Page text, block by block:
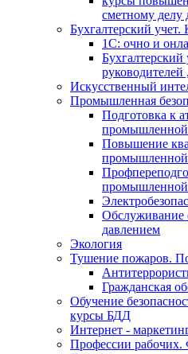
сметному делу
Бухгалтерский
1С: очно и
Искусственный
Промышленная
Подготовка к
промышленной
Повышение
промышленной
промышленной
Обслуживание
давлением
Экология
Тушение пожаров.
Гражданская
Обучение
курсы БДД
Интернет -
Профессии рабочих.